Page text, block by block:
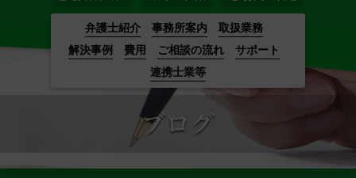
弁護士紹介 事務所案内
取扱業務
解決事例
費用 ご相談の流れ
サポート
連携士業等